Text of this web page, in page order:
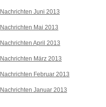
Nachrichten Juni 2013
Nachrichten Mai 2013
Nachrichten April 2013
Nachrichten März 2013
Nachrichten Februar 2013
Nachrichten Januar 2013